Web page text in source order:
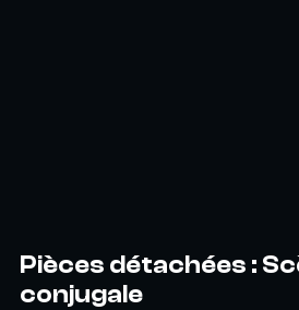
Pièces détachées :
conjugale